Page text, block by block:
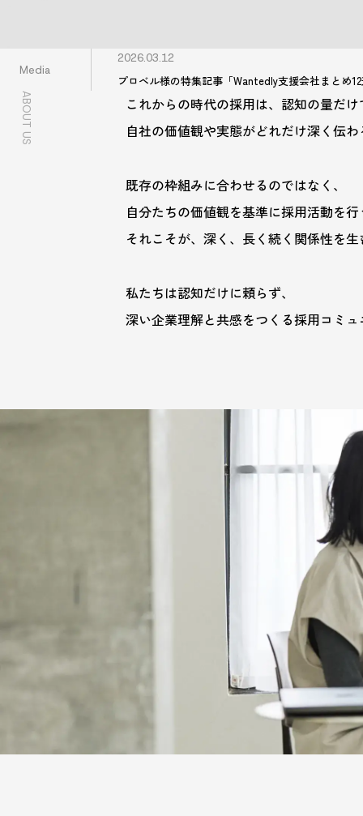
プロベル様の特集記事「Wantedly支援会社まとめ
ポイントを解説」に当社のサービスや実績が掲載さ
Media
2026.03.12
ABOUT US
これからの時代の採用は、認知の量だけ
自社の価値観や実態がどれだけ深く伝わ
既存の枠組みに合わせるのではなく、
自分たちの価値観を基準に採用活動を行
それこそが、深く、長く続く関係性を生
私たちは認知だけに頼らず、
深い企業理解と共感をつくる採用コミュ